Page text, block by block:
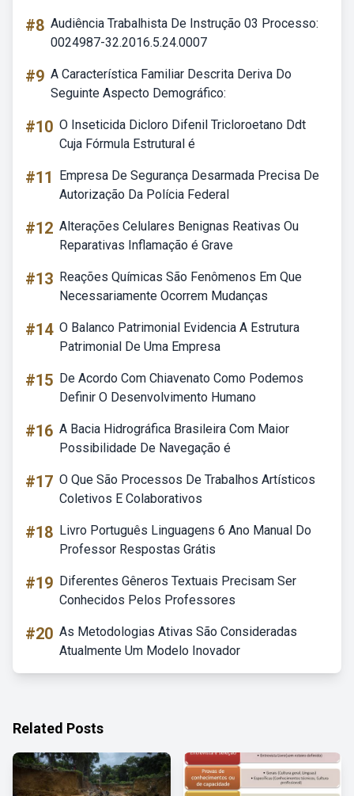
#8 Audiência Trabalhista De Instrução 03 Processo:
0024987-32.2016.5.24.0007
#9 A Característica Familiar Descrita Deriva Do
Seguinte Aspecto Demográfico:
#10 O Inseticida Dicloro Difenil Tricloroetano Ddt
Cuja Fórmula Estrutural é
#11
Empresa De Segurança Desarmada Precisa De
Autorização Da Polícia Federal
#12 Alterações Celulares Benignas Reativas Ou
Reparativas Inflamação é Grave
#13 Reações Químicas São Fenômenos Em Que
Necessariamente Ocorrem Mudanças
#14 O Balanco Patrimonial Evidencia A Estrutura
Patrimonial De Uma Empresa
#15 De Acordo Com Chiavenato Como Podemos
Definir O Desenvolvimento Humano
#16 A Bacia Hidrográfica Brasileira Com Maior
Possibilidade De Navegação é
#17 O Que São Processos De Trabalhos Artísticos
Coletivos E Colaborativos
#18 Livro Português Linguagens 6 Ano Manual Do
Professor Respostas Grátis
#19 Diferentes Gêneros Textuais Precisam Ser
Conhecidos Pelos Professores
#20 As Metodologias Ativas São Consideradas
Atualmente Um Modelo Inovador
Related Posts